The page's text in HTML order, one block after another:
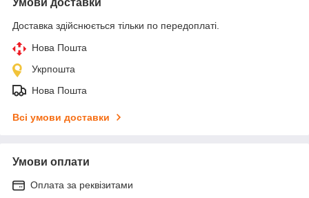
Доставка здійснюється тільки по передоплаті.
Нова Пошта
Укрпошта
Нова Пошта
Всі умови доставки
Умови оплати
Оплата за реквізитами